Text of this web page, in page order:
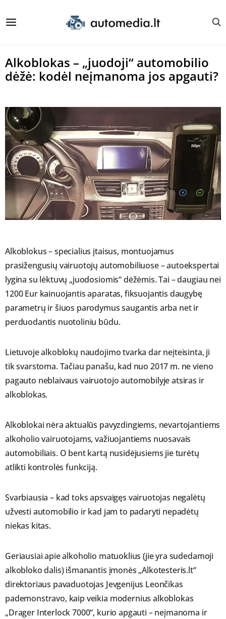
Alkoblokas – „juodoji“ automobilio
dėžė: kodėl neįmanoma jos apgauti?
Alkoblokus – specialius įtaisus, montuojamus
prasižengusių vairuotojų automobiliuose – autoekspertai
lygina su lėktuvų „juodosiomis“ dėžėmis. Tai – daugiau nei
1200 Eur kainuojantis aparatas, fiksuojantis daugybę
parametrų ir šiuos parodymus saugantis arba net ir
perduodantis nuotoliniu būdu.
Lietuvoje alkoblokų naudojimo tvarka dar neįteisinta, ji
tik svarstoma. Tačiau panašu, kad nuo 2017 m. ne vieno
pagauto neblaivaus vairuotojo automobilyje atsiras ir
alkoblokas.
Alkoblokai nėra aktualūs pavyzdingiems, nevartojantiems
alkoholio vairuotojams, važiuojantiems nuosavais
automobiliais. O bent kartą nusidėjusiems jie turėtų
atlikti kontrolės funkciją.
Svarbiausia – kad toks apsvaigęs vairuotojas negalėtų
užvesti automobilio ir kad jam to padaryti nepadėtų
niekas kitas.
Geriausiai apie alkoholio matuoklius (jie yra sudedamoji
alkobloko dalis) išmanantis įmonės „Alkotesteris.lt“
direktoriaus pavaduotojas Jevgenijus Leončikas
pademonstravo, kaip veikia modernius alkoblokas
„Drager Interlock 7000“, kurio apgauti – neįmanoma ir